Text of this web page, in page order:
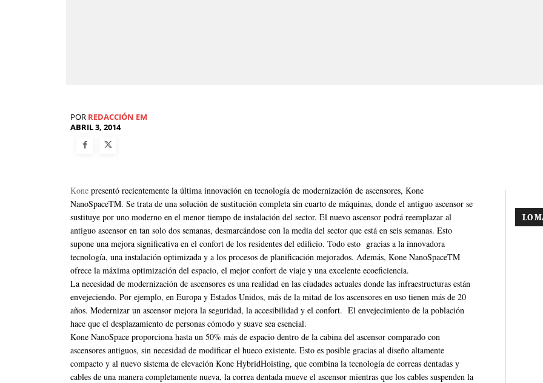
POR REDACCIÓN EM
ABRIL 3, 2014
Kone presentó recientemente la última innovación en tecnología de modernización de ascensores, Kone
NanoSpaceTM. Se trata de una solución de sustitución completa sin cuarto de máquinas, donde el antiguo ascensor se
sustituye por uno moderno en el menor tiempo de instalación del sector. El nuevo ascensor podrá reemplazar al
antiguo ascensor en tan solo dos semanas, desmarcándose con la media del sector que está en seis semanas. Esto
supone una mejora significativa en el confort de los residentes del edificio. Todo esto gracias a la innovadora
tecnología, una instalación optimizada y a los procesos de planificación mejorados. Además, Kone NanoSpaceTM
ofrece la máxima optimización del espacio, el mejor confort de viaje y una excelente ecoeficiencia.
La necesidad de modernización de ascensores es una realidad en las ciudades actuales donde las infraestructuras están
envejeciendo. Por ejemplo, en Europa y Estados Unidos, más de la mitad de los ascensores en uso tienen más de 20
años. Modernizar un ascensor mejora la seguridad, la accesibilidad y el confort. El envejecimiento de la población
hace que el desplazamiento de personas cómodo y suave sea esencial.
Kone NanoSpace proporciona hasta un 50% más de espacio dentro de la cabina del ascensor comparado con
ascensores antiguos, sin necesidad de modificar el hueco existente. Esto es posible gracias al diseño altamente
compacto y al nuevo sistema de elevación Kone HybridHoisting, que combina la tecnología de correas dentadas y
cables de una manera completamente nueva, la correa dentada mueve el ascensor mientras que los cables suspenden la
LO